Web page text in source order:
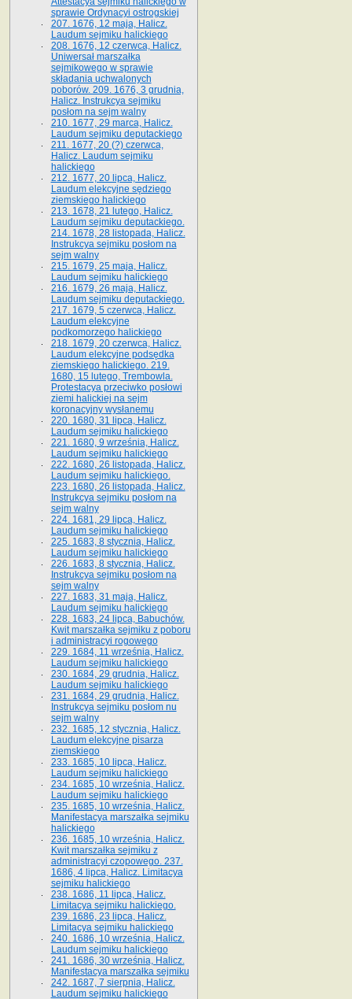
sprawie Ordynacyi ostrogskiej
207. 1676, 12 maja, Halicz.
Laudum sejmiku halickiego
208. 1676, 12 czerwca, Halicz.
Uniwersał marszałka
sejmikowego w sprawie
składania uchwalonych
poborów. 209. 1676, 3 grudnia,
Halicz. Instrukcya sejmiku
posłom na sejm walny
210. 1677, 29 marca, Halicz.
Laudum sejmiku deputackiego
211. 1677, 20 (?) czerwca,
Halicz. Laudum sejmiku
halickiego
212. 1677, 20 lipca, Halicz.
Laudum elekcyjne sędziego
ziemskiego halickiego
213. 1678, 21 lutego, Halicz.
Laudum sejmiku deputackiego.
214. 1678, 28 listopada, Halicz.
Instrukcya sejmiku posłom na
sejm walny
215. 1679, 25 maja, Halicz.
Laudum sejmiku halickiego
216. 1679, 26 maja, Halicz.
Laudum sejmiku deputackiego.
217. 1679, 5 czerwca, Halicz.
Laudum elekcyjne
podkomorzego halickiego
218. 1679, 20 czerwca, Halicz.
Laudum elekcyjne podsędka
ziemskiego halickiego. 219.
1680, 15 lutego, Trembowla.
Protestacya przeciwko posłowi
ziemi halickiej na sejm
koronacyjny wysłanemu
220. 1680, 31 lipca, Halicz.
Laudum sejmiku halickiego
221. 1680, 9 września, Halicz.
Laudum sejmiku halickiego
222. 1680, 26 listopada, Halicz.
Laudum sejmiku halickiego.
223. 1680, 26 listopada, Halicz.
Instrukcya sejmiku posłom na
sejm walny
224. 1681, 29 lipca, Halicz.
Laudum sejmiku halickiego
225. 1683, 8 stycznia, Halicz.
Laudum sejmiku halickiego
226. 1683, 8 stycznia, Halicz.
Instrukcya sejmiku posłom na
sejm walny
227. 1683, 31 maja, Halicz.
Laudum sejmiku halickiego
228. 1683, 24 lipca, Babuchów.
Kwit marszałka sejmiku z poboru
i administracyi rogowego
229. 1684, 11 września, Halicz.
Laudum sejmiku halickiego
230. 1684, 29 grudnia, Halicz.
Laudum sejmiku halickiego
231. 1684, 29 grudnia, Halicz.
Instrukcya sejmiku posłom nu
sejm walny
232. 1685, 12 stycznia, Halicz.
Laudum elekcyjne pisarza
ziemskiego
233. 1685, 10 lipca, Halicz.
Laudum sejmiku halickiego
234. 1685, 10 września, Halicz.
Laudum sejmiku halickiego
235. 1685, 10 września, Halicz.
Manifestacya marszałka sejmiku
halickiego
236. 1685, 10 września, Halicz.
Kwit marszałka sejmiku z
administracyi czopowego. 237.
1686, 4 lipca, Halicz. Limitacya
sejmiku halickiego
238. 1686, 11 lipca, Halicz.
Limitacya sejmiku halickiego.
239. 1686, 23 lipca, Halicz.
Limitacya sejmiku halickiego
240. 1686, 10 września, Halicz.
Laudum sejmiku halickiego
241. 1686, 30 września, Halicz.
Manifestacya marszałka sejmiku
242. 1687, 7 sierpnia, Halicz.
Laudum sejmiku halickiego